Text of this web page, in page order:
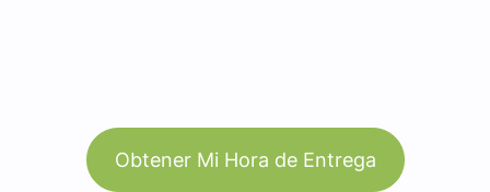
Obtener Mi Hora de Entrega